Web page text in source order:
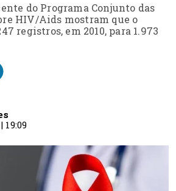
do Programa Conjunto das
HIV/Aids mostram que o
registros, em 2010, para 1.973
19:09